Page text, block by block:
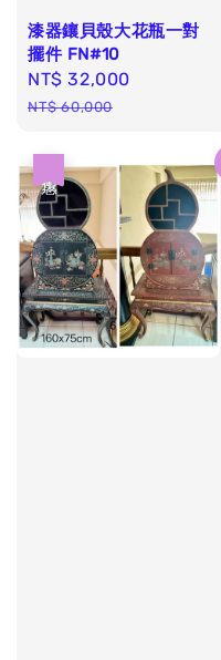
漆器鑲貝殼大花瓶一對
擺件 FN#10
Sale
price
NT$ 32,000
NT$ 60,000